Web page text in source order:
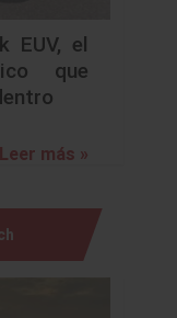
EUV, el
que
Leer más »